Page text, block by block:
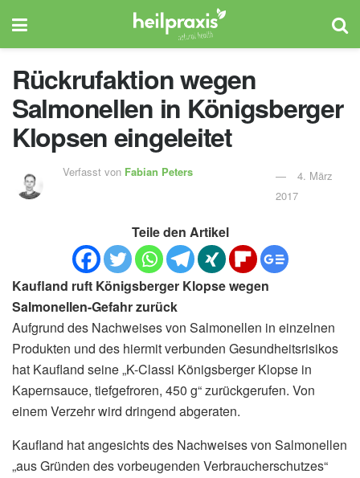
Rückrufaktion wegen
Salmonellen in Königsberger
Klopsen eingeleitet
Verfasst von Fabian Peters
4. März
2017
Teile den Artikel
Kaufland ruft Königsberger Klopse wegen
Salmonellen-Gefahr zurück
Aufgrund des Nachweises von Salmonellen in einzelnen
Produkten und des hiermit verbunden Gesundheitsrisikos
hat Kaufland seine „K-Classi Königsberger Klopse in
Kapernsauce, tiefgefroren, 450 g“ zurückgerufen. Von
einem Verzehr wird dringend abgeraten.
Kaufland hat angesichts des Nachweises von Salmonellen
„aus Gründen des vorbeugenden Verbraucherschutzes“